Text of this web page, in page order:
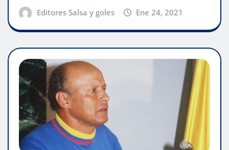
Editores Salsa y goles Ene 24, 2021